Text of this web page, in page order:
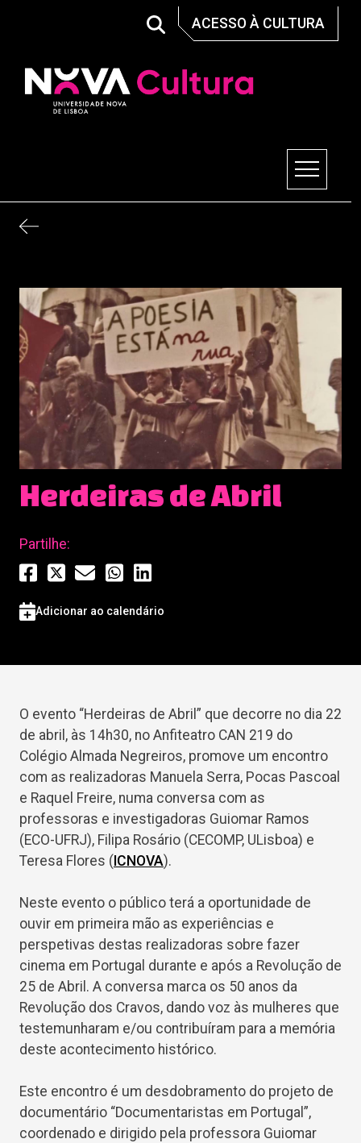
ACESSO À CULTURA
Herdeiras de Abril
Partilhe:
Adicionar ao calendário
O evento “Herdeiras de Abril” que decorre no dia 22
de abril, às 14h30, no Anfiteatro CAN 219 do
Colégio Almada Negreiros, promove um encontro
com as realizadoras Manuela Serra, Pocas Pascoal
e Raquel Freire, numa conversa com as
professoras e investigadoras Guiomar Ramos
(ECO-UFRJ), Filipa Rosário (CECOMP, ULisboa) e
Teresa Flores (ICNOVA).
Neste evento o público terá a oportunidade de
ouvir em primeira mão as experiências e
perspetivas destas realizadoras sobre fazer
cinema em Portugal durante e após a Revolução de
25 de Abril. A conversa marca os 50 anos da
Revolução dos Cravos, dando voz às mulheres que
testemunharam e/ou contribuíram para a memória
deste acontecimento histórico.
Este encontro é um desdobramento do projeto de
documentário “Documentaristas em Portugal”,
coordenado e dirigido pela professora Guiomar